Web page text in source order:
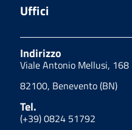
Uffici
Indirizzo
Viale Antonio Mellusi, 168
82100, Benevento (BN)
Tel.
(+39) 0824 51792